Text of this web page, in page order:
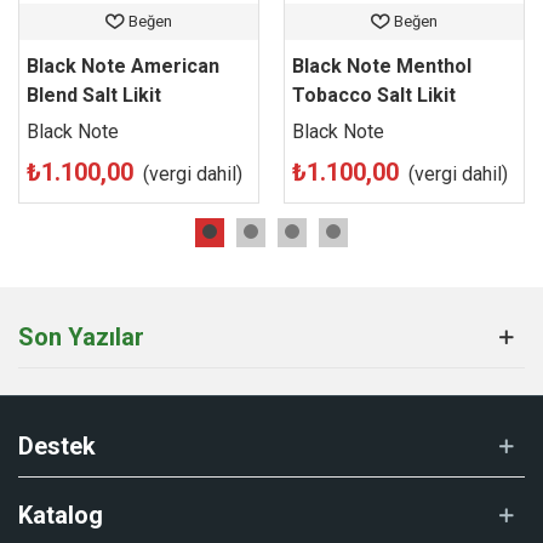
Beğen
Black Note American
Blend Salt Likit
Black Note
₺1.100,00 (vergi dahil)
Beğen
Black Note Menthol
Tobacco Salt Likit
Black Note
₺1.100,00 (vergi dahil)
Son Yazılar
Destek
Katalog